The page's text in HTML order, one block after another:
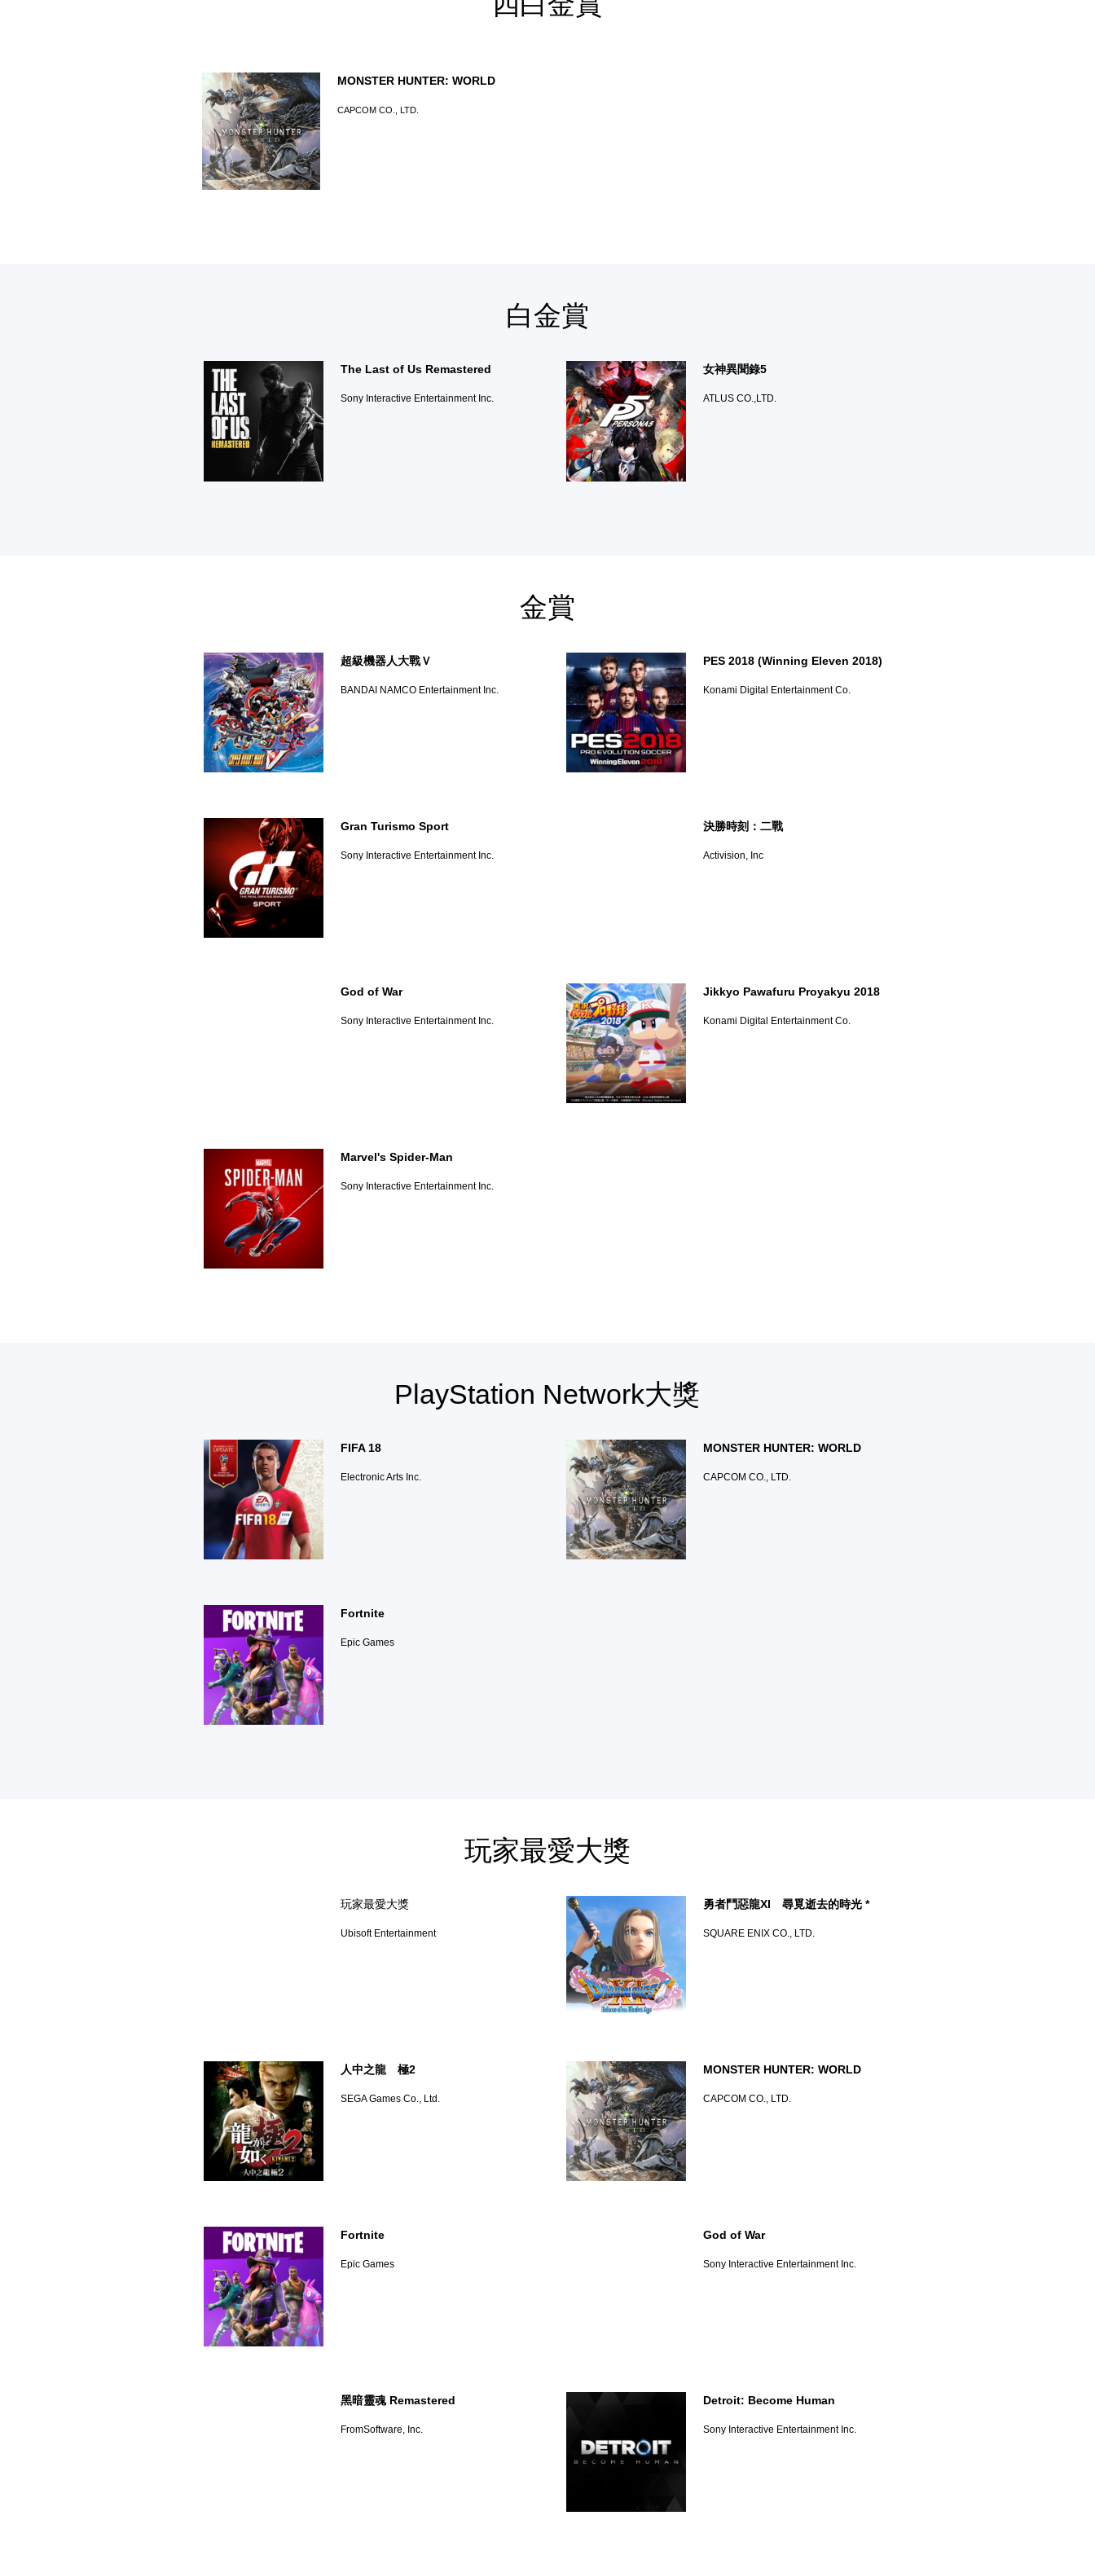
MONSTER HUNTER: WORLD
CAPCOM CO., LTD.
白金賞
The Last of Us Remastered
Sony Interactive Entertainment Inc.
女神異聞錄5
ATLUS CO.,LTD.
金賞
超級機器人大戰Ｖ
BANDAI NAMCO Entertainment Inc.
PES 2018 (Winning Eleven 2018)
Konami Digital Entertainment Co.
Gran Turismo Sport
Sony Interactive Entertainment Inc.
決勝時刻：二戰
Activision, Inc
God of War
Sony Interactive Entertainment Inc.
Jikkyo Pawafuru Proyakyu 2018
Konami Digital Entertainment Co.
Marvel's Spider-Man
Sony Interactive Entertainment Inc.
PlayStation Network大獎
FIFA 18
Electronic Arts Inc.
MONSTER HUNTER: WORLD
CAPCOM CO., LTD.
Fortnite
Epic Games
玩家最愛大獎
玩家最愛大獎
Ubisoft Entertainment
勇者鬥惡龍XI 尋覓逝去的時光 *
SQUARE ENIX CO., LTD.
人中之龍 極2
SEGA Games Co., Ltd.
MONSTER HUNTER: WORLD
CAPCOM CO., LTD.
Fortnite
Epic Games
God of War
Sony Interactive Entertainment Inc.
黑暗靈魂 Remastered
FromSoftware, Inc.
Detroit: Become Human
Sony Interactive Entertainment Inc.